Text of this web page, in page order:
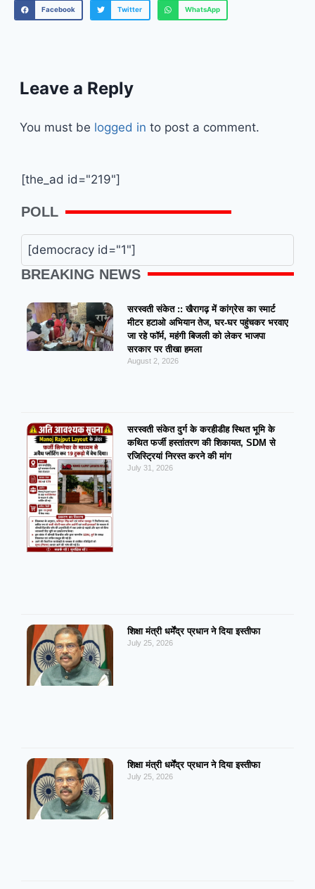
Facebook Twitter WhatsApp
Leave a Reply
You must be logged in to post a comment.
[the_ad id="219"]
POLL
[democracy id="1"]
BREAKING NEWS
सरस्वती संकेत :: खैरागढ़ में कांग्रेस का स्मार्ट
मीटर हटाओ अभियान तेज, घर-घर पहुंचकर भरवाए
जा रहे फॉर्म, महंगी बिजली को लेकर भाजपा
सरकार पर तीखा हमला
August 2, 2026
सरस्वती संकेत दुर्ग के करहीडीह स्थित भूमि के
कथित फर्जी हस्तांतरण की शिकायत, SDM से
रजिस्ट्रियां निरस्त करने की मांग
July 31, 2026
शिक्षा मंत्री धर्मेंद्र प्रधान ने दिया इस्तीफा
July 25, 2026
शिक्षा मंत्री धर्मेंद्र प्रधान ने दिया इस्तीफा
July 25, 2026